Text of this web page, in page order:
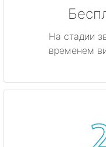
На стадии
временем